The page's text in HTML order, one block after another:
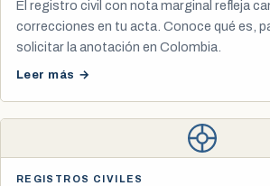
El registro civil con nota marginal refleja
correcciones en tu acta. Conoce qué es,
solicitar la anotación en Colombia.
Leer más →
REGISTROS CIVILES